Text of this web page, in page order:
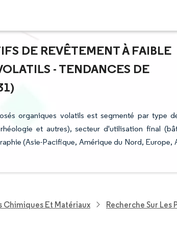
DE REVÊTEMENT À FAIBLE
- TENDANCES DE
organiques volatils est segmenté par type
et autres), secteur d'utilisation final
(Asie-Pacifique, Amérique du Nord, Europe,
Chimiques Et Matériaux Recherche Sur Les